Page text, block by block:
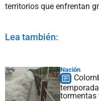
territorios que enfrentan
Lea también:
Nación
tormentas